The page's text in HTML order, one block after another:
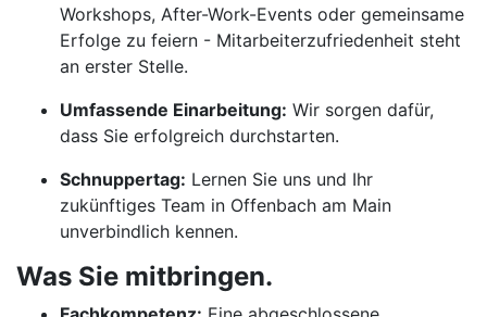
Workshops, After-Work-Events oder gemeinsame
Erfolge zu feiern - Mitarbeiterzufriedenheit steht
an erster Stelle.
Umfassende Einarbeitung: Wir sorgen dafür,
dass Sie erfolgreich durchstarten.
Schnuppertag: Lernen Sie uns und Ihr
zukünftiges Team in Offenbach am Main
unverbindlich kennen.
Was Sie mitbringen.